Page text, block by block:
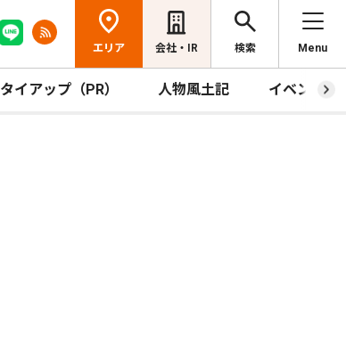
エリア 会社・IR 検索 Menu
タイアップ（PR） 人物風土記 イベント